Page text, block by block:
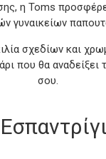
η Toms
γυναικείων
σχεδίων και
που θα
σου.